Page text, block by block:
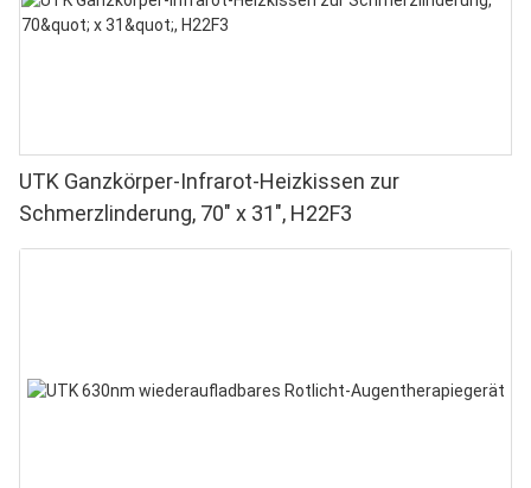
UTK Ganzkörper-Infrarot-Heizkissen zur
Schmerzlinderung, 70" x 31", H22F3